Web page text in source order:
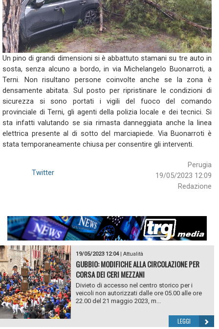
Un pino di grandi dimensioni si è abbattuto stamani su tre auto in
sosta, senza alcuno a bordo, in via Michelangelo Buonarroti, a
Terni. Non risultano persone coinvolte anche se la zona è
densamente abitata. Sul posto per ripristinare le condizioni di
sicurezza si sono portati i vigili del fuoco del comando
provinciale di Terni, gli agenti della polizia locale e dei tecnici. Si
sta infatti valutando se sia rimasta danneggiata anche la linea
elettrica presente al di sotto del marciapiede. Via Buonarroti è
stata temporaneamente chiusa per consentire gli interventi.
Perugia
19/05/2023 12:09
Redazione
Twitter
19/05/2023 12:04| Attualità
GUBBIO: MODIFICHE ALLA CIRCOLAZIONE PER
CORSA DEI CERI MEZZANI
Divieto di accesso nel centro storico per i
veicoli non autorizzati dalle ore 05.00 alle ore
22.00 del 21 maggio 2023, m...
LEGGI